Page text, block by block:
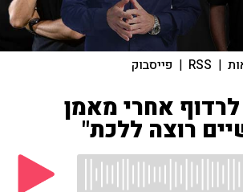
|
RSS
| פייסבוק
אחרי מאמן
רוצה ללכת"